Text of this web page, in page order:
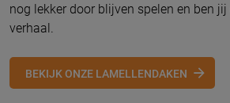
nog lekker door blijven spelen en ben
verhaal.
BEKIJK ONZE LAMELLENDAKEN